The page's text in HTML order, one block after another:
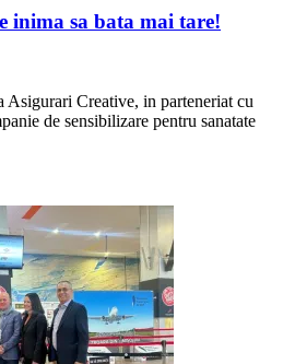
inima sa bata mai tare!
Asigurari Creative, in parteneriat cu
de sensibilizare pentru sanatate